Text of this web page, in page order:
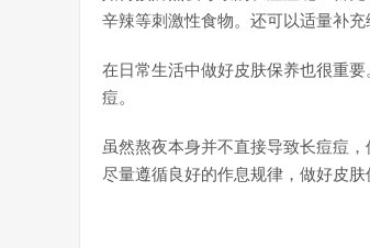
辛辣等刺激性食物。还可以适量补
在日常生活中做好皮肤保养也很重
痘。
虽然熬夜本身并不直接导致长痘痘
尽量遵循良好的作息规律，做好皮